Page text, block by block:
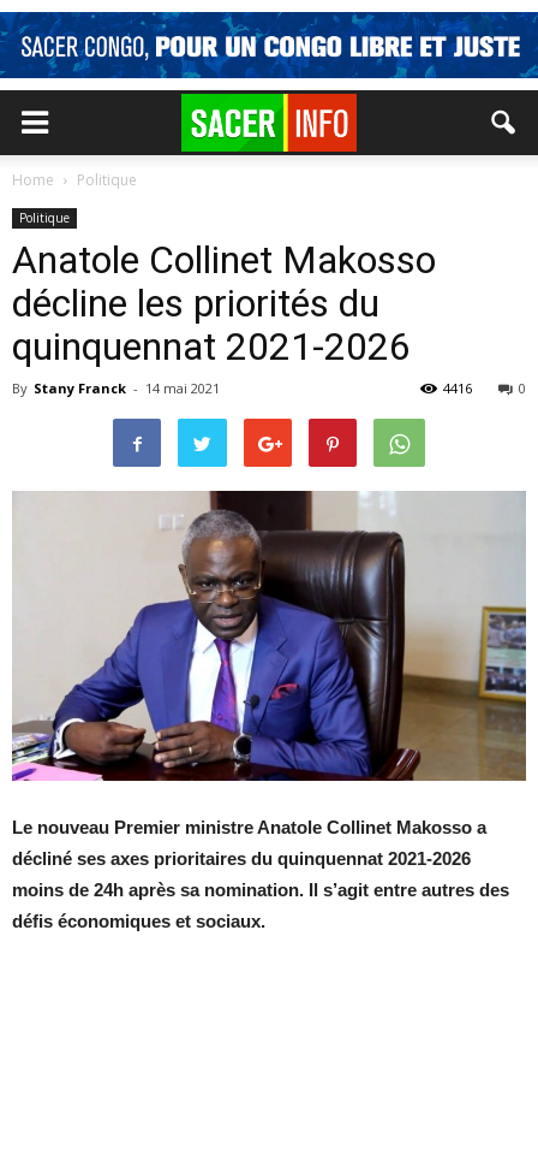
Home Politique
Politique
Anatole Collinet Makosso
décline les priorités du
quinquennat 2021-2026
By Stany Franck - 14 mai 2021 0
4416
Le nouveau Premier ministre Anatole Collinet Makosso a
décliné ses axes prioritaires du quinquennat 2021-2026
moins de 24h après sa nomination. Il s’agit entre autres des
défis économiques et sociaux.